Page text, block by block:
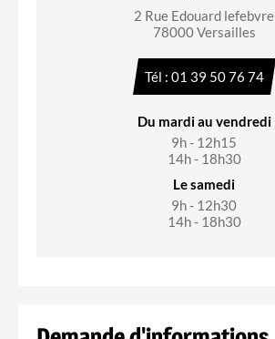
2 Rue Edouard lefebvre
78000 Versailles
Tél : 01 39 50 76 74
Du mardi au vendredi
9h - 12h15
14h - 18h30
Le samedi
9h - 12h30
14h - 18h30